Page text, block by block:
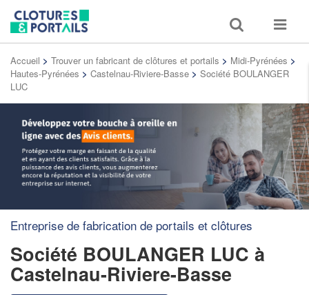
Toggle
search
Toggle
Accueil > Trouver un fabricant de clôtures et portails > Midi-Pyrénées >
Hautes-Pyrénées > Castelnau-Riviere-Basse > Société BOULANGER
LUC
Entreprise de fabrication de portails et clôtures
Société BOULANGER LUC à
Castelnau-Riviere-Basse